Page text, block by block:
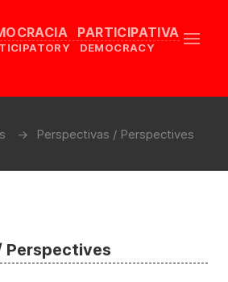
PARTICIPATIVA
DEMOCRACY
Perspectivas / Perspectives
Perspectives